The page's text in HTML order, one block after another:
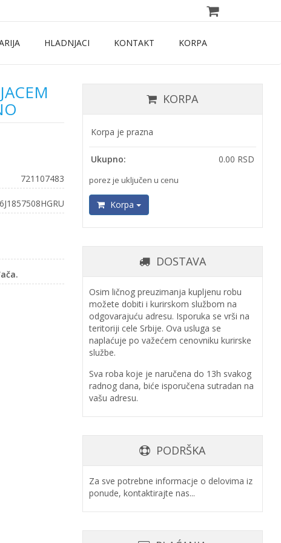
HLADNJACI KONTAKT KORPA
721107483
6J1857508HGRU
KORPA
Korpa je prazna
Ukupno: 0.00 RSD
porez je uključen u cenu
Korpa
DOSTAVA
Osim ličnog preuzimanja kupljenu robu
možete dobiti i kurirskom službom na
odgovarajuću adresu. Isporuka se vrši na
teritoriji cele Srbije. Ova usluga se
naplaćuje po važećem cenovniku kurirske
službe.
Sva roba koje je naručena do 13h svakog
radnog dana, biće isporučena sutradan na
vašu adresu.
PODRŠKA
Za sve potrebne informacje o delovima iz
ponude, kontaktirajte nas...